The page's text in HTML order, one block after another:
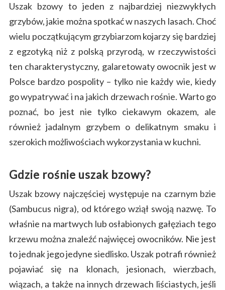
Uszak bzowy to jeden z najbardziej niezwykłych
grzybów, jakie można spotkać w naszych lasach. Choć
wielu początkującym grzybiarzom kojarzy się bardziej
z egzotyką niż z polską przyrodą, w rzeczywistości
ten charakterystyczny, galaretowaty owocnik jest w
Polsce bardzo pospolity – tylko nie każdy wie, kiedy
go wypatrywać i na jakich drzewach rośnie. Warto go
poznać, bo jest nie tylko ciekawym okazem, ale
również jadalnym grzybem o delikatnym smaku i
szerokich możliwościach wykorzystania w kuchni.
Gdzie rośnie uszak bzowy?
Uszak bzowy najczęściej występuje na czarnym bzie
(Sambucus nigra), od którego wziął swoją nazwę. To
właśnie na martwych lub osłabionych gałęziach tego
krzewu można znaleźć najwięcej owocników. Nie jest
to jednak jego jedyne siedlisko. Uszak potrafi również
pojawiać się na klonach, jesionach, wierzbach,
wiązach, a także na innych drzewach liściastych, jeśli